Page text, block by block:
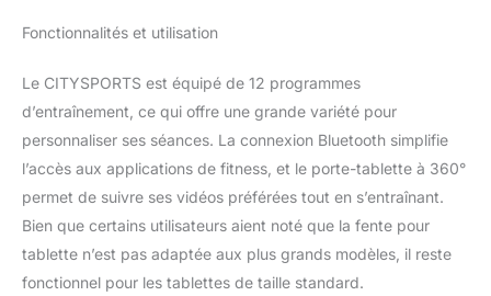
de marche sous la table
raccourci 3-6-9KM qui
vous permet de
commencer votre
entraînement
immédiatement.
【Silencieux &
amortissant et
antidérapant】. Le tapis
Fonctionnalités et utilisation
Le CITYSPORTS est équipé de 12 programmes
d’entraînement, ce qui offre une grande variété pour
personnaliser ses séances. La connexion Bluetooth simplifie
l’accès aux applications de fitness, et le porte-tablette à 360°
permet de suivre ses vidéos préférées tout en s’entraînant.
Bien que certains utilisateurs aient noté que la fente pour
tablette n’est pas adaptée aux plus grands modèles, il reste
fonctionnel pour les tablettes de taille standard.